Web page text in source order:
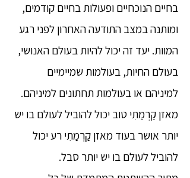
בחיים הנוכחיים ופעולות בחיים קודמים,
ומותנה במצב התודעה האחרון לפני רגע
המוות. יעד זה יכול להיות בעולם האנושי,
בעולם החיות, בעולמות שמיימיים
למיניהם או בעולמות תחתונים למיניהם.
מאזן קַרְמַתִי טוב יכול להוביל לעולם בו יש
יותר אושר בעוד מאזן קַרְמַתִי רע יכול
להוביל לעולם בו יש יותר סבל.